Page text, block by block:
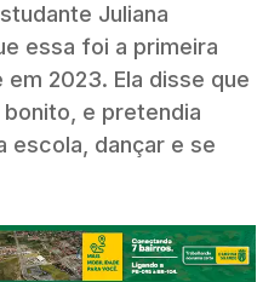
Juliana
essa foi a primeira
2023. Ela disse que
e pretendia
escola, dançar e se